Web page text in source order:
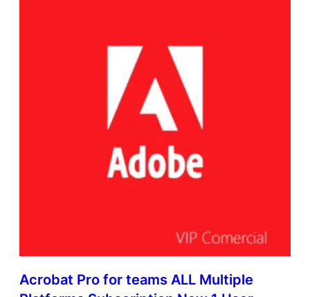
Acrobat Pro for teams ALL Multiple